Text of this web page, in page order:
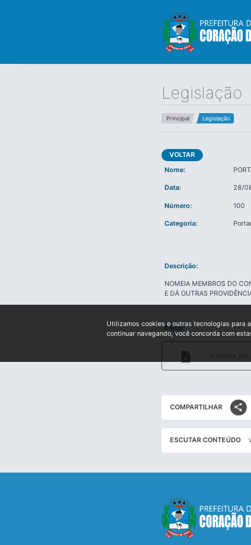
Legislação
Principal Legislação
VOLTAR
Nome:
Data: 28/
Número: 100
Categoria:
Descrição:
NOMEIA MEMBROS DO
E DÁ OUTRAS
Edital:
COMPARTILHAR share
ESCUTAR CONTEÚDO
Utilizamos cookies e outras tecnologias para
continuar navegando, você concorda com